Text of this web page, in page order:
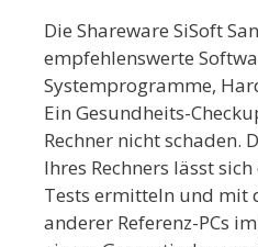
Die Shareware SiSoft
empfehlenswerte
Systemprogramme,
Ein Gesundheits-
Rechner nicht schaden.
Ihres Rechners lässt
Tests ermitteln und mit
anderer Referenz-PCs